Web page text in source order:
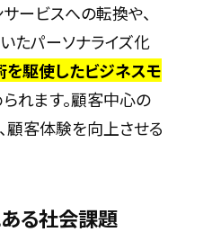
ービスへの転換や、
たパーソナライズ化
を駆使したビジネスモ
れます。顧客中心の
顧客体験を向上させる
る社会課題